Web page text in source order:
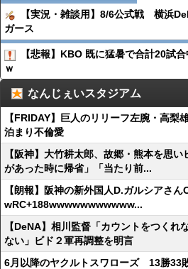
【実況・雑談用】8/6公式戦 横浜
ガース
【悲報】KBO 既に猛暑で合計20試
ｗ
なんじぇいスタジアム
【FRIDAY】巨人のリリーフ左腕・高梨
泊まり不倫愛
【阪神】大竹耕太郎、故郷・熊本を思
があった時に帰省」「当たり前...
【朗報】阪神の新外国人D.ガルシアさん
wRC+188wwwwwwwwwww...
【DeNA】相川監督「カウントをつくれ
ない」ビド２軍再調整を明言
6月以降のヤクルトスワローズ 13勝33